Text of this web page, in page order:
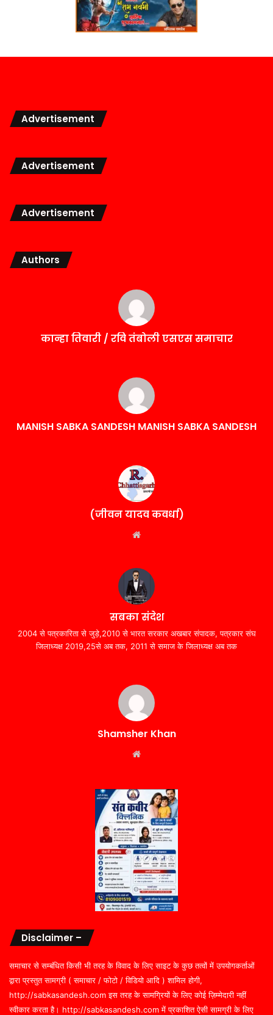
Advertisement
Advertisement
Advertisement
Authors
कान्हा तिवारी / रवि तंबोली एसएस समाचार
MANISH SABKA SANDESH MANISH SABKA SANDESH
(जीवन यादव कवर्धा)
सबका संदेश
2004 से पत्रकारिता से जुड़े,2010 से भारत सरकार अखबार संपादक, पत्रकार संघ
जिलाध्यक्ष 2019,25से अब तक, 2011 से समाज के जिलाध्यक्ष अब तक
Shamsher Khan
Disclaimer –
समाचार से सम्बंधित किसी भी तरह के विवाद के लिए साइट के कुछ तत्वों में उपयोगकर्ताओं
द्वारा प्रस्तुत सामग्री ( समाचार / फोटो / विडियो आदि ) शामिल होगी,
http://sabkasandesh.com इस तरह के सामग्रियों के लिए कोई ज़िम्मेदारी नहीं
स्वीकार करता है। http://sabkasandesh.com में प्रकाशित ऐसी सामग्री के लिए